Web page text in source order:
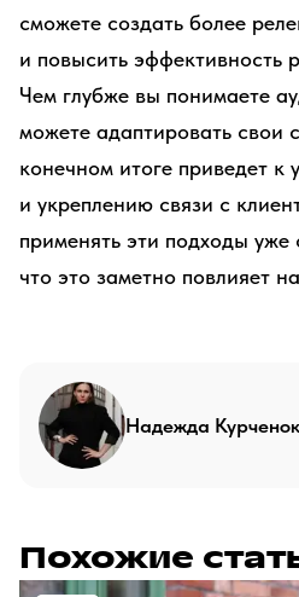
сможете создать более
и повысить эффективность
Чем глубже вы понимаете
можете адаптировать свои
конечном итоге приведет к
и укреплению связи с
применять эти подходы уже
что это заметно повлияет
Надежда Курченок
Похожие